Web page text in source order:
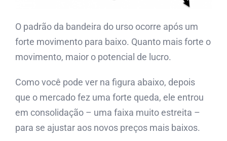
O padrão da bandeira do urso ocorre após um
forte movimento para baixo. Quanto mais forte o
movimento, maior o potencial de lucro.
Como você pode ver na figura abaixo, depois
que o mercado fez uma forte queda, ele entrou
em consolidação – uma faixa muito estreita –
para se ajustar aos novos preços mais baixos.